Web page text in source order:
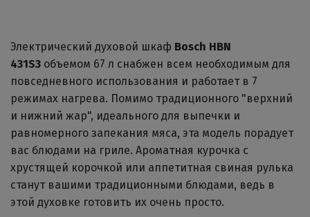
Электрический духовой шкаф Bosch HBN
431S3 объемом 67 л снабжен всем необходимым для
повседневного использования и работает в 7
режимах нагрева. Помимо традиционного "верхний
и нижний жар", идеального для выпечки и
равномерного запекания мяса, эта модель порадует
вас блюдами на гриле. Ароматная курочка с
хрустящей корочкой или аппетитная свиная рулька
станут вашими традиционными блюдами, ведь в
этой духовке готовить их очень просто.